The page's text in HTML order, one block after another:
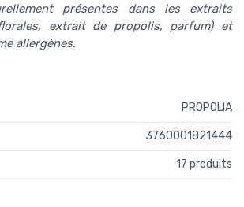
présentes dans les extraits
extrait de propolis, parfum) et
allergènes.
PROPOLIA
3760001821444
17 produits